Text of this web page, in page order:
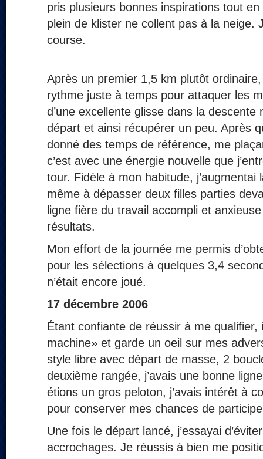
pris plusieurs bonnes inspirations tout
plein de klister ne collent pas à la neige.
course.
Après un premier 1,5 km plutôt
rythme juste à temps pour attaquer les
d’une excellente glisse dans la descente
départ et ainsi récupérer un peu. Après
donné des temps de référence, me
c’est avec une énergie nouvelle que
tour. Fidèle à mon habitude, j’augmentai
même à dépasser deux filles parties
ligne fière du travail accompli et
résultats.
Mon effort de la journée me permis
pour les sélections à quelques 3,4
n’était encore joué.
17 décembre 2006
Étant confiante de réussir à me qualifier,
machine» et garde un oeil sur mes
style libre avec départ de masse, 2
deuxième rangée, j’avais une bonne
étions un gros peloton, j’avais intérêt à
pour conserver mes chances de
Une fois le départ lancé, j’essayai
accrochages. Je réussis à bien me